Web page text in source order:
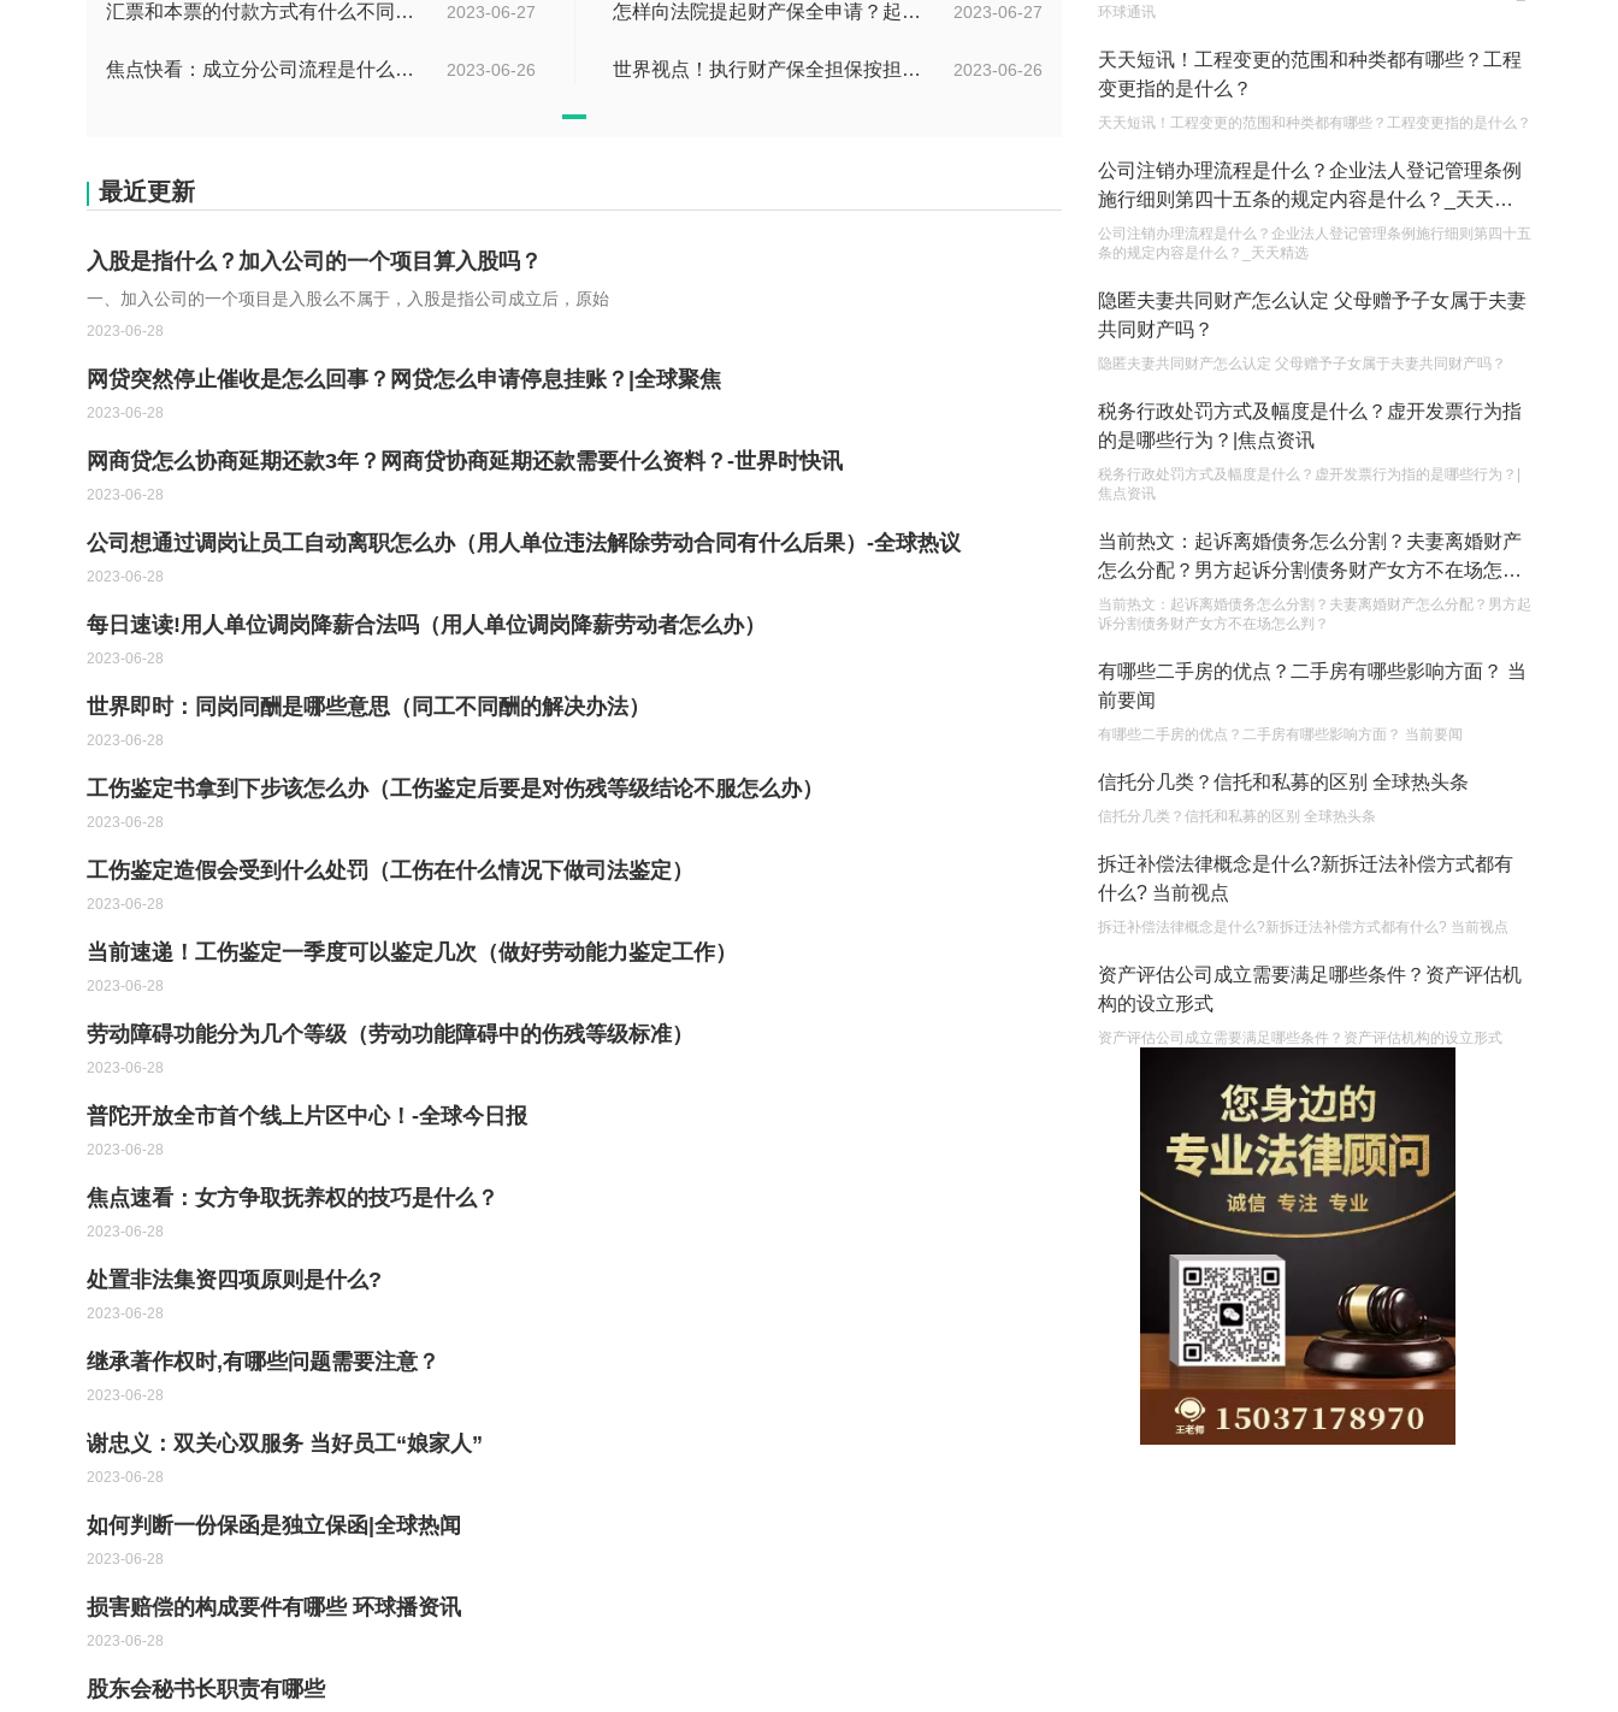
2023-06-27
汇票和本票的付款方式有什么不同？汇票和本票包含的交易数有什么不同？ 环球今热点 2023-06-27
怎样向法院提起财产保全申请？起诉离婚能申请财产保全吗？_全球快播
2023-06-26
焦点快看：成立分公司流程是什么？中华人民共和国公司登记管理条例第四十七条是什么？ 2023-06-26
世界视点！执行财产保全担保按担保金额的1%收取吗？
最近更新
入股是指什么？加入公司的一个项目算入股吗？
一、加入公司的一个项目是入股么不属于，入股是指公司成立后，原始
2023-06-28
网贷突然停止催收是怎么回事？网贷怎么申请停息挂账？|全球聚焦
2023-06-28
网商贷怎么协商延期还款3年？网商贷协商延期还款需要什么资料？-世界时快讯
2023-06-28
公司想通过调岗让员工自动离职怎么办（用人单位违法解除劳动合同有什么后果）-全球热议
2023-06-28
每日速读!用人单位调岗降薪合法吗（用人单位调岗降薪劳动者怎么办）
2023-06-28
世界即时：同岗同酬是哪些意思（同工不同酬的解决办法）
2023-06-28
工伤鉴定书拿到下步该怎么办（工伤鉴定后要是对伤残等级结论不服怎么办）
2023-06-28
工伤鉴定造假会受到什么处罚（工伤在什么情况下做司法鉴定）
2023-06-28
当前速递！工伤鉴定一季度可以鉴定几次（做好劳动能力鉴定工作）
2023-06-28
劳动障碍功能分为几个等级（劳动功能障碍中的伤残等级标准）
2023-06-28
普陀开放全市首个线上片区中心！-全球今日报
2023-06-28
焦点速看：女方争取抚养权的技巧是什么？
2023-06-28
处置非法集资四项原则是什么?
2023-06-28
继承著作权时,有哪些问题需要注意？
2023-06-28
谢忠义：双关心双服务 当好员工“娘家人”
2023-06-28
如何判断一份保函是独立保函|全球热闻
2023-06-28
损害赔偿的构成要件有哪些 环球播资讯
2023-06-28
股东会秘书长职责有哪些
的企业委托外贸公司进出口贸易时，相关当事人的
权利和责任是什么？
2023-05-04
单纯的遗产赠要缴税吗？
2023-05-05
环球通讯
天天短讯！工程变更的范围和种类都有哪些？工程
变更指的是什么？
天天短讯！工程变更的范围和种类都有哪些？工程变更指的是什么？
公司注销办理流程是什么？企业法人登记管理条例
施行细则第四十五条的规定内容是什么？_天天精
选
公司注销办理流程是什么？企业法人登记管理条例施行细则第四十五
条的规定内容是什么？_天天精选
隐匿夫妻共同财产怎么认定 父母赠予子女属于夫妻
共同财产吗？
隐匿夫妻共同财产怎么认定 父母赠予子女属于夫妻共同财产吗？
税务行政处罚方式及幅度是什么？虚开发票行为指
的是哪些行为？|焦点资讯
税务行政处罚方式及幅度是什么？虚开发票行为指的是哪些行为？|
焦点资讯
当前热文：起诉离婚债务怎么分割？夫妻离婚财产
怎么分配？男方起诉分割债务财产女方不在场怎么
判？
当前热文：起诉离婚债务怎么分割？夫妻离婚财产怎么分配？男方起
诉分割债务财产女方不在场怎么判？
有哪些二手房的优点？二手房有哪些影响方面？ 当
前要闻
有哪些二手房的优点？二手房有哪些影响方面？ 当前要闻
信托分几类？信托和私募的区别 全球热头条
信托分几类？信托和私募的区别 全球热头条
拆迁补偿法律概念是什么?新拆迁法补偿方式都有
什么? 当前视点
拆迁补偿法律概念是什么?新拆迁法补偿方式都有什么? 当前视点
资产评估公司成立需要满足哪些条件？资产评估机
构的设立形式
资产评估公司成立需要满足哪些条件？资产评估机构的设立形式